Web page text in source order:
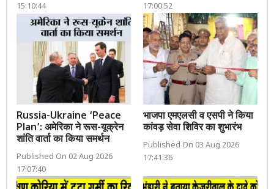
15:10:44
17:00:52
Russia-Ukraine ‘Peace
Plan’: अमेरिका ने रूस-यूक्रेन
शांति वार्ता का किया समर्थन
Published On 02 Aug 2026
17:07:40
भाजपा एमएलसी व एसपी ने किया
कांवड़ सेवा शिविर का शुभारंभ
Published On 03 Aug 2026
17:41:36